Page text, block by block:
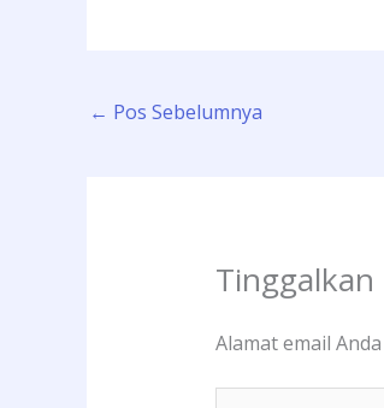
← Pos Sebelumnya
Alamat email